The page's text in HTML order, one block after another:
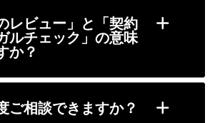
レビュー」と「契約
ルチェック」の意味
か？
ご相談できますか？